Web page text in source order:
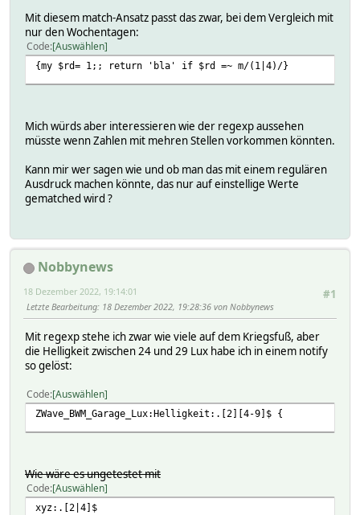
Mit diesem match-Ansatz passt das zwar, bei dem Vergleich mit
nur den Wochentagen:
Code Auswählen
{my $rd= 1;; return 'bla' if $rd =~ m/(1|4)/}
Mich würds aber interessieren wie der regexp aussehen
müsste wenn Zahlen mit mehren Stellen vorkommen könnten.
Kann mir wer sagen wie und ob man das mit einem regulären
Ausdruck machen könnte, das nur auf einstellige Werte
gematched wird ?
Nobbynews
#1
18 Dezember 2022, 19:14:01
Letzte Bearbeitung: 18 Dezember 2022, 19:28:36 von Nobbynews
Mit regexp stehe ich zwar wie viele auf dem Kriegsfuß, aber
die Helligkeit zwischen 24 und 29 Lux habe ich in einem notify
so gelöst:
Code Auswählen
ZWave_BWM_Garage_Lux:Helligkeit:.[2][4-9]$ {
Wie wäre es ungetestet mit
Code Auswählen
xyz:.[2|4]$